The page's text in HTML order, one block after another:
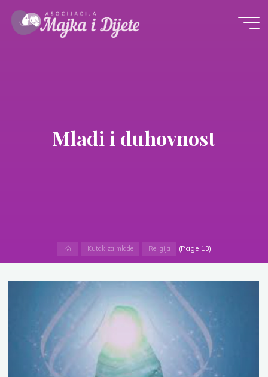
content
Mladi i duhovnost
HomeKutak za mlade Religija (Page 13)